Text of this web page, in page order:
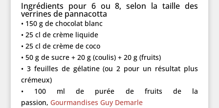
Ingrédients pour 6 ou 8, selon la taille des
verrines de pannacotta
• 150 g de chocolat blanc
• 25 cl de crème liquide
• 25 cl de crème de coco
• 50 g de sucre + 20 g (coulis) + 20 g (fruits)
• 3 feuilles de gélatine (ou 2 pour un résultat plus
crémeux)
• 100 ml de purée de fruits de la
passion, Gourmandises Guy Demarle